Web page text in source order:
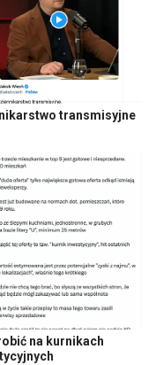
transmisyjne
na kurnikach